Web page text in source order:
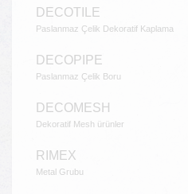
DECOTILE
Paslanmaz Çelik Dekoratif Kaplama
DECOPIPE
Paslanmaz Çelik Boru
DECOMESH
Dekoratif Mesh ürünler
RIMEX
Metal Grubu